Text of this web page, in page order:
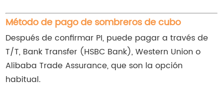
Método de pago de sombreros de cubo
Después de confirmar PI, puede pagar a través de
T/T, Bank Transfer (HSBC Bank), Western Union o
Alibaba Trade Assurance, que son la opción
habitual.